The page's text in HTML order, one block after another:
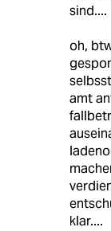
sind....
oh,
amt
klar....